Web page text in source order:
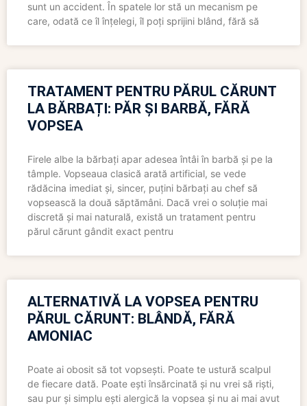
sunt un accident. În spatele lor stă un mecanism pe
care, odată ce îl înțelegi, îl poți sprijini blând, fără să
TRATAMENT PENTRU PĂRUL CĂRUNT
LA BĂRBAȚI: PĂR ȘI BARBĂ, FĂRĂ
VOPSEA
Firele albe la bărbați apar adesea întâi în barbă și pe la
tâmple. Vopseaua clasică arată artificial, se vede
rădăcina imediat și, sincer, puțini bărbați au chef să
vopsească la două săptămâni. Dacă vrei o soluție mai
discretă și mai naturală, există un tratament pentru
părul cărunt gândit exact pentru
ALTERNATIVĂ LA VOPSEA PENTRU
PĂRUL CĂRUNT: BLÂNDĂ, FĂRĂ
AMONIAC
Poate ai obosit să tot vopsești. Poate te ustură scalpul
de fiecare dată. Poate ești însărcinată și nu vrei să riști,
sau pur și simplu ești alergică la vopsea și nu ai mai avut